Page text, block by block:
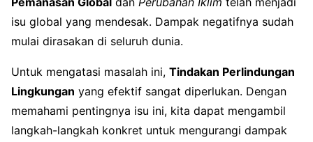
isu global yang mendesak. Dampak negatifnya sudah
mulai dirasakan di seluruh dunia.
Untuk mengatasi masalah ini, Tindakan Perlindungan
Lingkungan yang efektif sangat diperlukan. Dengan
memahami pentingnya isu ini, kita dapat mengambil
langkah-langkah konkret untuk mengurangi dampak